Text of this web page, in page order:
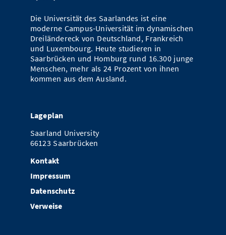
Die Universität des Saarlandes ist eine
moderne Campus-Universität im dynamischen
Dreiländereck von Deutschland, Frankreich
und Luxembourg. Heute studieren in
Saarbrücken und Homburg rund 16.300 junge
Menschen, mehr als 24 Prozent von ihnen
kommen aus dem Ausland.
Lageplan
Saarland University
66123 Saarbrücken
Kontakt
Impressum
Datenschutz
Verweise